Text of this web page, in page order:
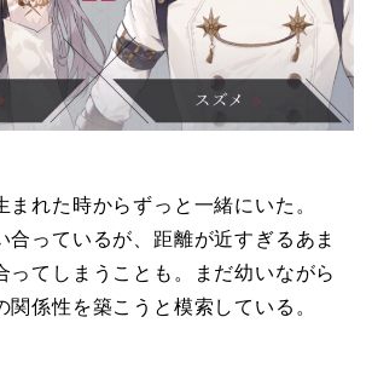
まれた時からずっと一緒にいた。
合っているが、距離が近すぎるあま
ってしまうことも。まだ幼いながら
関係性を築こうと模索している。